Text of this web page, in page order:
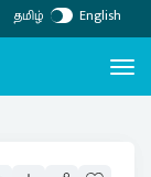
தமிழ் English